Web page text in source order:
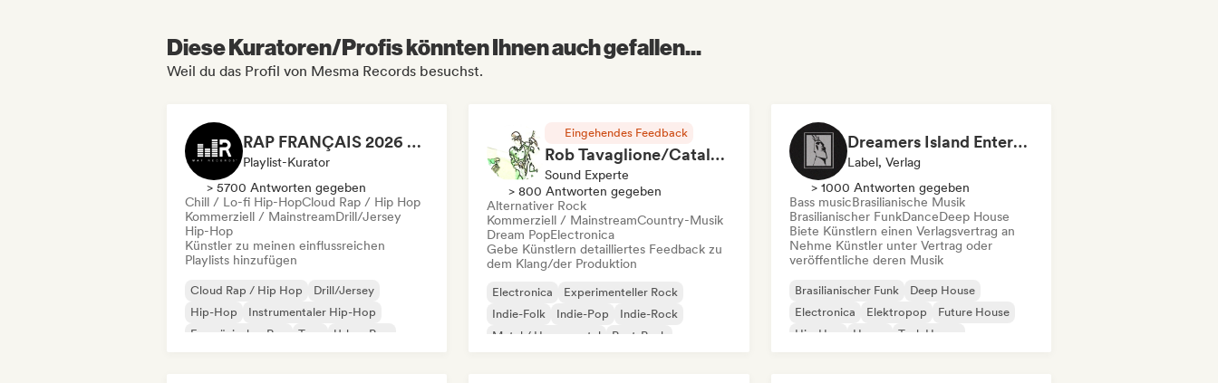
Diese Kuratoren/Profis könnten Ihnen auch gefallen...
Weil du das Profil von Mesma Records besuchst.
RAP FRANÇAIS 2026 🔥🇫🇷 (Way Records)
Playlist-Kurator
> 5700 Antworten gegeben
Chill / Lo-fi Hip-HopCloud Rap / Hip Hop
Kommerziell / MainstreamDrill/Jersey
Hip-Hop
Künstler zu meinen einflussreichen
Playlists hinzufügen
Cloud Rap / Hip Hop
Drill/Jersey
Hip-Hop
Instrumentaler Hip-Hop
Französischer Rap
Trap
Urban Pop
Eingehendes Feedback
Rob Tavaglione/Catalyst Recording
Sound Experte
> 800 Antworten gegeben
Alternativer Rock
Kommerziell / MainstreamCountry-Musik
Dream PopElectronica
Gebe Künstlern detailliertes Feedback zu
dem Klang/der Produktion
Electronica
Experimenteller Rock
Indie-Folk
Indie-Pop
Indie-Rock
Metal / Heavy metal
Post-Punk
Dreamers Island Entertainment
Label, Verlag
> 1000 Antworten gegeben
Bass musicBrasilianische Musik
Brasilianischer FunkDanceDeep House
Biete Künstlern einen Verlagsvertrag an
Nehme Künstler unter Vertrag oder
veröffentliche deren Musik
Brasilianischer Funk
Deep House
Electronica
Elektropop
Future House
Hip-Hop
House Tech House